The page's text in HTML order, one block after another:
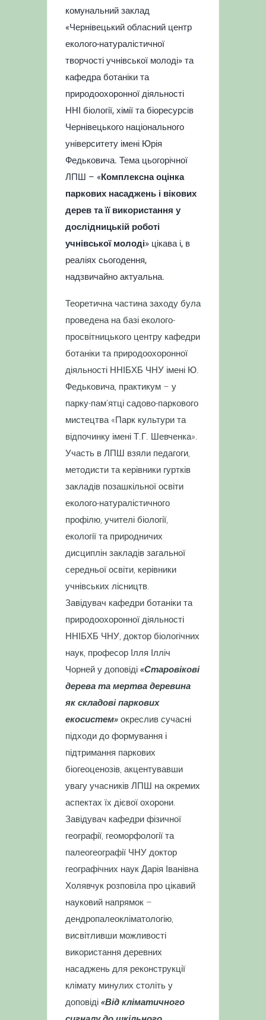
комунальний заклад
«Чернівецький обласний центр
еколого-натуралістичної
творчості учнівської молоді» та
кафедра ботаніки та
природоохоронної діяльності
ННІ біології, хімії та біоресурсів
Чернівецького національного
університету імені Юрія
Федьковича. Тема цьогорічної
ЛПШ – «Комплексна оцінка
паркових насаджень і вікових
дерев та її використання у
дослідницькій роботі
учнівської молоді» цікава і, в
реаліях сьогодення,
надзвичайно актуальна.
Теоретична частина заходу була
проведена на базі еколого-
просвітницького центру кафедри
ботаніки та природоохоронної
діяльності ННІБХБ ЧНУ імені Ю.
Федьковича, практикум – у
парку-пам’ятці садово-паркового
мистецтва «Парк культури та
відпочинку імені Т.Г. Шевченка».
Участь в ЛПШ взяли педагоги,
методисти та керівники гуртків
закладів позашкільної освіти
еколого-натуралістичного
профілю, учителі біології,
екології та природничих
дисциплін закладів загальної
середньої освіти, керівники
учнівських лісництв.
Завідувач кафедри ботаніки та
природоохоронної діяльності
ННІБХБ ЧНУ, доктор біологічних
наук, професор Ілля Ілліч
Чорней у доповіді «Старовікові
дерева та мертва деревина
як складові паркових
екосистем» окреслив сучасні
підходи до формування і
підтримання паркових
біогеоценозів, акцентувавши
увагу учасників ЛПШ на окремих
аспектах їх дієвої охорони.
Завідувач кафедри фізичної
географії, геоморфології та
палеогеографії ЧНУ доктор
географічних наук Дарія Іванівна
Холявчук розповіла про цікавий
науковий напрямок –
дендропалеокліматологію,
висвітливши можливості
використання деревних
насаджень для реконструкції
клімату минулих століть у
доповіді «Від кліматичного